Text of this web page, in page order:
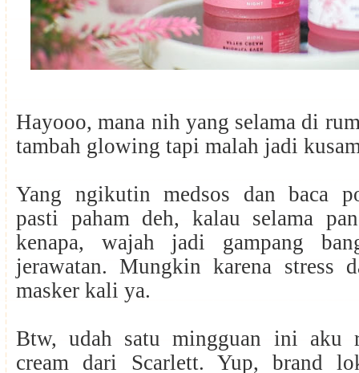
Hayooo, mana nih yang selama di
tambah glowing tapi malah jadi
Yang ngikutin medsos dan baca
pasti paham deh, kalau selama
kenapa, wajah jadi gampang
jerawatan. Mungkin karena stress
masker kali ya.
Btw, udah satu mingguan ini aku
cream dari Scarlett. Yup, brand